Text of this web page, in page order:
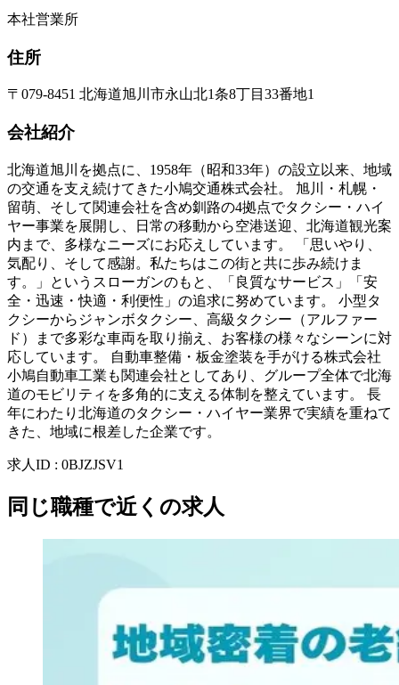
本社営業所
住所
〒079-8451 北海道旭川市永山北1条8丁目33番地1
会社紹介
北海道旭川を拠点に、1958年（昭和33年）の設立以来、地域
の交通を支え続けてきた小鳩交通株式会社。 旭川・札幌・
留萌、そして関連会社を含め釧路の4拠点でタクシー・ハイ
ヤー事業を展開し、日常の移動から空港送迎、北海道観光案
内まで、多様なニーズにお応えしています。 「思いやり、
気配り、そして感謝。私たちはこの街と共に歩み続けま
す。」というスローガンのもと、「良質なサービス」「安
全・迅速・快適・利便性」の追求に努めています。 小型タ
クシーからジャンボタクシー、高級タクシー（アルファー
ド）まで多彩な車両を取り揃え、お客様の様々なシーンに対
応しています。 自動車整備・板金塗装を手がける株式会社
小鳩自動車工業も関連会社としてあり、グループ全体で北海
道のモビリティを多角的に支える体制を整えています。 長
年にわたり北海道のタクシー・ハイヤー業界で実績を重ねて
きた、地域に根差した企業です。
求人ID : 0BJZJSV1
同じ職種で近くの求人